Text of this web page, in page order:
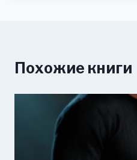
Похожие книги